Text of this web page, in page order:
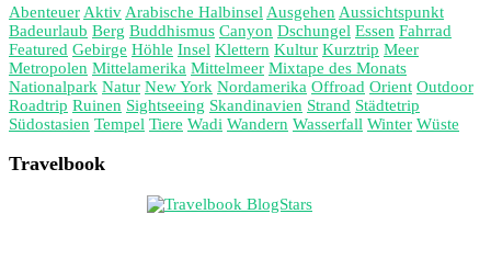
Abenteuer Aktiv Arabische Halbinsel Ausgehen Aussichtspunkt
Badeurlaub Berg Buddhismus Canyon Dschungel Essen Fahrrad
Featured Gebirge Höhle Insel Klettern Kultur Kurztrip Meer
Metropolen Mittelamerika Mittelmeer Mixtape des Monats
Nationalpark Natur New York Nordamerika Offroad Orient Outdoor
Roadtrip Ruinen Sightseeing Skandinavien Strand Städtetrip
Südostasien Tempel Tiere Wadi Wandern Wasserfall Winter Wüste
Travelbook